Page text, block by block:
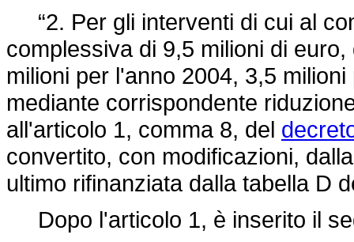
“2. Per gli interventi di cui al
complessiva di 9,5 milioni di
milioni per l'anno 2004, 3,5
mediante corrispondente
all'articolo 1, comma 8, del
convertito, con modificazioni,
ultimo rifinanziata dalla tabella D
Dopo l'articolo 1, è inserito il